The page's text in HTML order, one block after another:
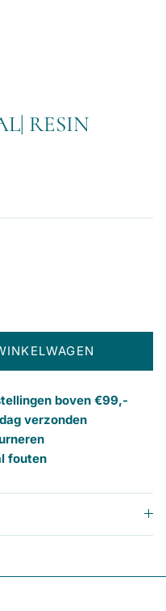
RESIN
boven €99,-
verzonden
fouten